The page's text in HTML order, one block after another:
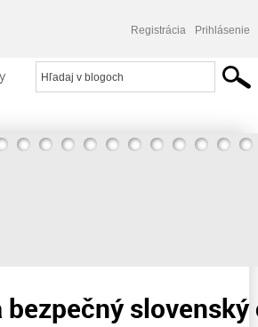
Registrácia Prihlásenie
cirkus - MaťKoČaptŠel so ženou v
bezpečný